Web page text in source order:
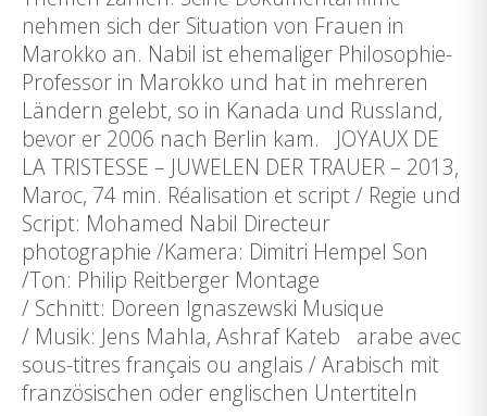
nehmen sich der Situation von Frauen in
Marokko an. Nabil ist ehemaliger Philosophie-
Professor in Marokko und hat in mehreren
Ländern gelebt, so in Kanada und Russland,
bevor er 2006 nach Berlin kam. JOYAUX DE
LA TRISTESSE – JUWELEN DER TRAUER – 2013,
Maroc, 74 min. Réalisation et script / Regie und
Script: Mohamed Nabil Directeur
photographie /Kamera: Dimitri Hempel Son
/Ton: Philip Reitberger Montage
/ Schnitt: Doreen Ignaszewski Musique
/ Musik: Jens Mahla, Ashraf Kateb arabe avec
sous-titres français ou anglais / Arabisch mit
französischen oder englischen Untertiteln